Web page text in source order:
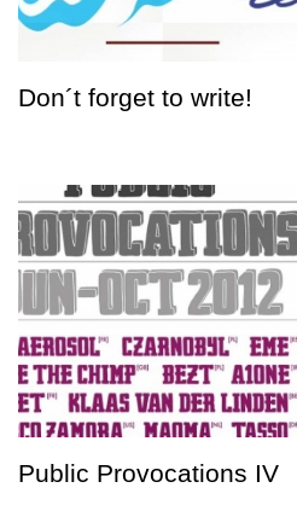
Don´t forget to write!
Public Provocations IV